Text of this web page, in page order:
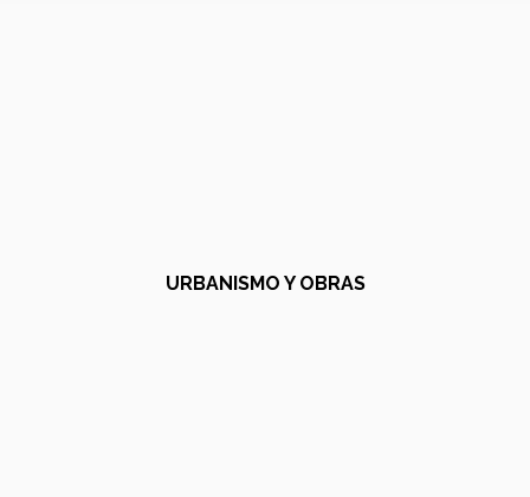
URBANISMO Y OBRAS